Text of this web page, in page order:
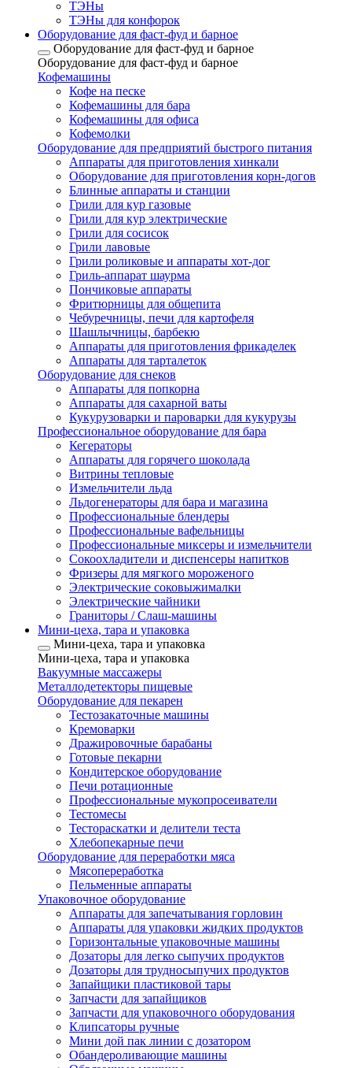
ТЭНы
ТЭНы для конфорок
Оборудование для фаст-фуд и барное
Оборудование для фаст-фуд и барное
Оборудование для фаст-фуд и барное
Кофемашины
Кофе на песке
Кофемашины для бара
Кофемашины для офиса
Кофемолки
Оборудование для предприятий быстрого питания
Аппараты для приготовления хинкали
Оборудование для приготовления корн-догов
Блинные аппараты и станции
Грили для кур газовые
Грили для кур электрические
Грили для сосисок
Грили лавовые
Грили роликовые и аппараты хот-дог
Гриль-аппарат шаурма
Пончиковые аппараты
Фритюрницы для общепита
Чебуречницы, печи для картофеля
Шашлычницы, барбекю
Аппараты для приготовления фрикаделек
Аппараты для тарталеток
Оборудование для снеков
Аппараты для попкорна
Аппараты для сахарной ваты
Кукурузоварки и пароварки для кукурузы
Профессиональное оборудование для бара
Кегераторы
Аппараты для горячего шоколада
Витрины тепловые
Измельчители льда
Льдогенераторы для бара и магазина
Профессиональные блендеры
Профессиональные вафельницы
Профессиональные миксеры и измельчители
Сокоохладители и диспенсеры напитков
Фризеры для мягкого мороженого
Электрические соковыжималки
Электрические чайники
Граниторы / Слаш-машины
Мини-цеха, тара и упаковка
Мини-цеха, тара и упаковка
Мини-цеха, тара и упаковка
Вакуумные массажеры
Металлодетекторы пищевые
Оборудование для пекарен
Тестозакаточные машины
Кремоварки
Дражировочные барабаны
Готовые пекарни
Кондитерское оборудование
Печи ротационные
Профессиональные мукопросеиватели
Тестомесы
Тестораскатки и делители теста
Хлебопекарные печи
Оборудование для переработки мяса
Мясопереработка
Пельменные аппараты
Упаковочное оборудование
Аппараты для запечатывания горловин
Аппараты для упаковки жидких продуктов
Горизонтальные упаковочные машины
Дозаторы для легко сыпучих продуктов
Дозаторы для трудносыпучих продуктов
Запайщики пластиковой тары
Запчасти для запайщиков
Запчасти для упаковочного оборудования
Клипсаторы ручные
Мини дой пак линии с дозатором
Обандероливающие машины